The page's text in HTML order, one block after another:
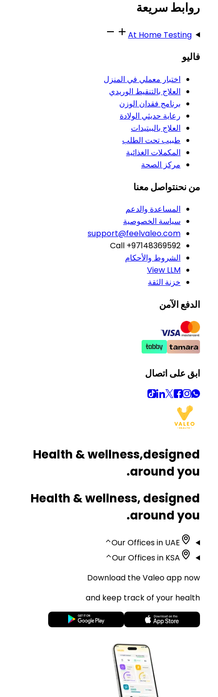
روابط سريعة
At Home Testing
فاليو
اختبار معملي في المنزل
العلاج بالتنقيط الوريدي
برنامج فقدان الوزن
رعاية حديثي الولادة
العلاج بالببتيدات
طبيب تحت الطلب
المكملات الغذائية
مركز الصحة
من نحنتواصل معنا
المساعدة والدعم
سياسة الخصوصية
support@feelvaleo.com
Call +97148369592
الشروط والأحكام
View LLM
خزنة الثقة
الدفع الآمن
ابق على اتصال
Health & wellness,designed
around you.
Health & wellness, designed
around you.
Our Offices in UAE
⌃
Our Offices in KSA
⌃
Download the Valeo app now
and keep track of your health